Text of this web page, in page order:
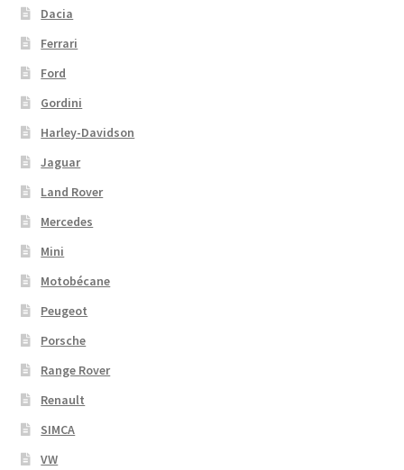
Dacia
Ferrari
Ford
Gordini
Harley-Davidson
Jaguar
Land Rover
Mercedes
Mini
Motobécane
Peugeot
Porsche
Range Rover
Renault
SIMCA
VW